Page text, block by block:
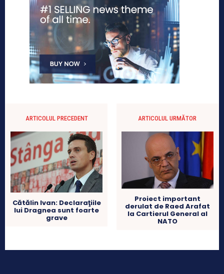
ARTICOLUL PRECEDENT
Cătălin Ivan: Declaraţiile
lui Dragnea sunt foarte
grave
ARTICOLUL URMĂTOR
Proiect important
derulat de Raed Arafat
la Cartierul General al
NATO